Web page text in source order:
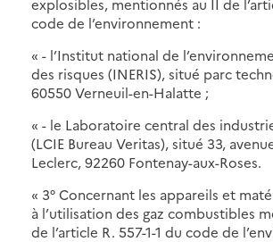
code de l’environnement :
« - l’Institut national de
des risques (INERIS), situé parc
60550 Verneuil-en-Halatte ;
« - le Laboratoire central des
(LCIE Bureau Veritas), situé 33,
Leclerc, 92260 Fontenay-aux-Roses.
« 3° Concernant les appareils et
à l’utilisation des gaz combustibles
de l’article R. 557-1-1 du code de